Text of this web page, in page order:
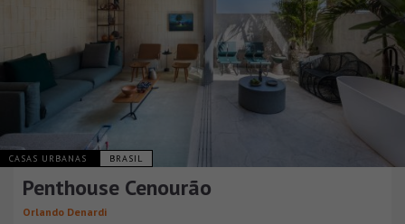
CASAS URBANAS BRASIL
Penthouse Cenourão
Orlando Denardi